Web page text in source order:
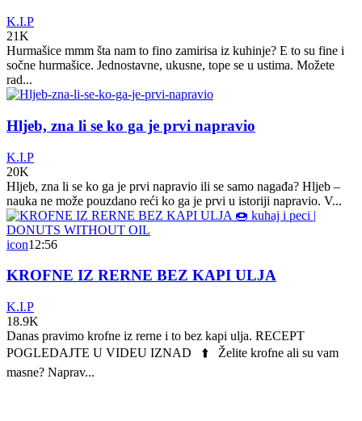
K.I.P
21K
Hurmašice mmm šta nam to fino zamirisa iz kuhinje? E to su fine i
sočne hurmašice. Jednostavne, ukusne, tope se u ustima. Možete
rad...
Hljeb, zna li se ko ga je prvi napravio
K.I.P
20K
Hljeb, zna li se ko ga je prvi napravio ili se samo nagađa? Hljeb –
nauka ne može pouzdano reći ko ga je prvi u istoriji napravio. V...
icon12:56
KROFNE IZ RERNE BEZ KAPI ULJA
K.I.P
18.9K
Danas pravimo krofne iz rerne i to bez kapi ulja. RECEPT
POGLEDAJTE U VIDEU IZNAD ⬆️ Želite krofne ali su vam
masne? Naprav...